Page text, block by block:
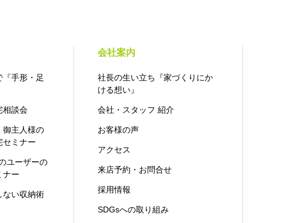
『手形・足
相談会
御主人様の
セミナー
ユーザーの
ナー
ない収納術
会社案内
社長の生い立ち『家づくりにか
ける想い』
会社・スタッフ 紹介
お客様の声
アクセス
来店予約・お問合せ
採用情報
SDGsへの取り組み